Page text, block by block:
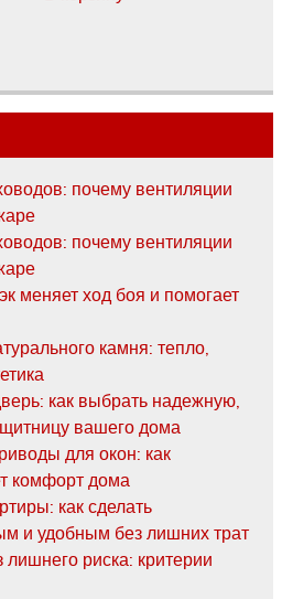
почему вентиляции
почему вентиляции
меняет ход боя и помогает
камня: тепло,
как выбрать надежную,
вашего дома
для окон: как
комфорт дома
как сделать
и удобным без лишних трат
риска: критерии